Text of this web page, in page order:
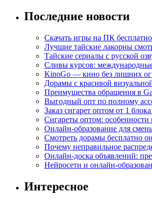
Последние новости
Скачать игры на ПК
Лучшие тайские лакорны
Тайские сериалы с русской
Сливы курсов:
KinoGo — кино без лишних
Дорамы с красивой
Преимущества обращения в
Выгодный опт по полному
Заказ сигарет оптом от 1
Сигареты оптом: особенности
Онлайн-образование для
Смотреть дорамы бесплатно
Почему неправильное
Онлайн-доска объявлений:
Нейросети и онлайн-
Интересное